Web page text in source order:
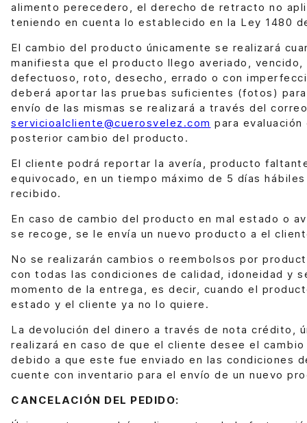
alimento perecedero, el derecho de retracto no
teniendo en cuenta lo establecido en la Ley 1480
El cambio del producto únicamente se realizará
manifiesta que el producto llego averiado,
defectuoso, roto, desecho, errado o con
deberá aportar las pruebas suficientes (fotos)
envío de las mismas se realizará a través del
servicioalcliente@cuerosvelez.com para
posterior cambio del producto.
El cliente podrá reportar la avería, producto
equivocado, en un tiempo máximo de 5 días
recibido.
En caso de cambio del producto en mal estado o
se recoge, se le envía un nuevo producto a el
No se realizarán cambios o reembolsos por
con todas las condiciones de calidad, idoneidad y
momento de la entrega, es decir, cuando el
estado y el cliente ya no lo quiere.
La devolución del dinero a través de nota crédito,
realizará en caso de que el cliente desee el
debido a que este fue enviado en las condiciones
cuente con inventario para el envío de un nuevo
CANCELACIÓN DEL PEDIDO: